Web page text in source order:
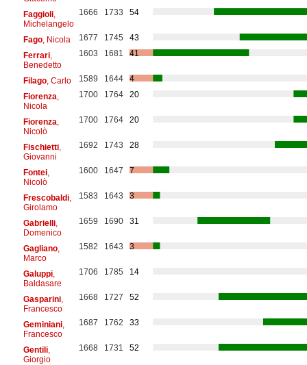
Faggioli,
Michelangelo
1666 1733 54
Fago, Nicola 1677 1745
43
Ferrari,
Benedetto
1603 1681 41
Filago, Carlo 1589 1644
4
Fiorenza
Nicola
1700 1764 20
Fiorenza
Nicolò
1700 1764 20
Fischietti,
Giovanni
1692 1743 28
Fontei,
Nicolò
1600 1647 7
Frescobaldi,
Girolamo
1583 1643 3
Gabrielli,
Domenico
1659 1690 31
Gagliano,
Marco
1582 1643 3
Galuppi,
Baldasare
1706 1785 14
Gasparini,
Francesco
1668 1727 52
Geminiani,
Francesco
1687 1762 33
Gentili,
Giorgio
1668 1731 52